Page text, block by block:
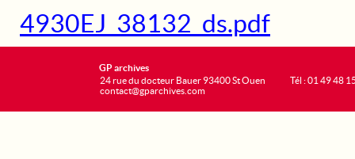
4930EJ_38132_ds.pdf
GP archives
24 rue du docteur Bauer 93400 St Ouen
contact@gparchives.com
Tél : 01 49 48